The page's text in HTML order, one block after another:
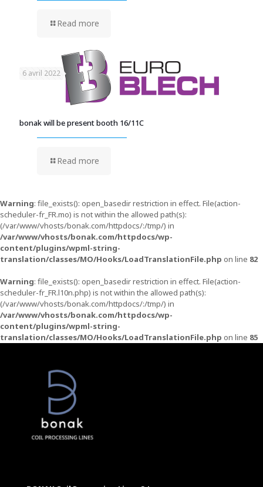
Read more
6 avril 2022
bonak will be present booth 16/11C
Read more
Warning: file_exists(): open_basedir restriction in effect. File(action-
scheduler-fr_FR.mo) is not within the allowed path(s):
(/var/www/vhosts/bonak.com/httpdocs/:/tmp/) in
/var/www/vhosts/bonak.com/httpdocs/wp-
content/plugins/wpml-string-
translation/classes/MO/Hooks/LoadTranslationFile.php on line 82
Warning: file_exists(): open_basedir restriction in effect. File(action-
scheduler-fr_FR.l10n.php) is not within the allowed path(s):
(/var/www/vhosts/bonak.com/httpdocs/:/tmp/) in
/var/www/vhosts/bonak.com/httpdocs/wp-
content/plugins/wpml-string-
translation/classes/MO/Hooks/LoadTranslationFile.php on line 85